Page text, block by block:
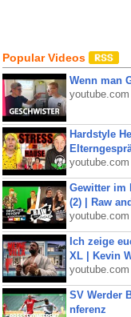
Popular Videos
Wenn man
youtube.com
Hardstyle
youtube.com
Gewitter im
(2) | Raw
youtube.com
Ich zeige
XL | Kevin
youtube.com
SV Werder
nferenz